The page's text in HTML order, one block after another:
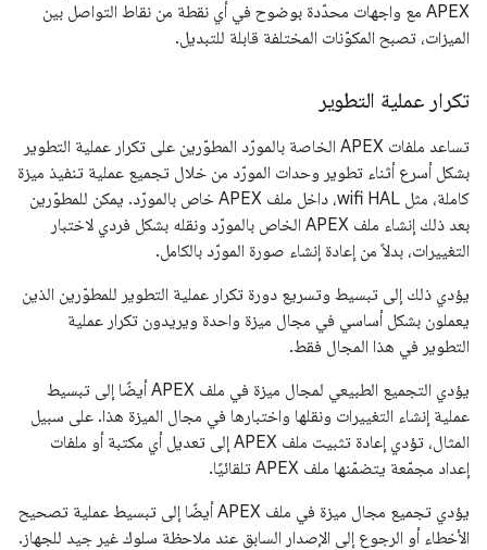
APEX مع واجهات محدّدة بوضوح في أي نقطة من نقاط التواصل بين
الميزات، تصبح المكوّنات المختلفة قابلة للتبديل.
تكرار عملية التطوير
تساعد ملفات APEX الخاصة بالمورّد المطوّرين على تكرار عملية التطوير
بشكل أسرع أثناء تطوير وحدات المورّد من خلال تجميع عملية تنفيذ ميزة
كاملة، مثل wifi HAL، داخل ملف APEX خاص بالمورّد. يمكن للمطوّرين
بعد ذلك إنشاء ملف APEX الخاص بالمورّد ونقله بشكل فردي لاختبار
التغييرات، بدلاً من إعادة إنشاء صورة المورّد بالكامل.
يؤدي ذلك إلى تبسيط وتسريع دورة تكرار عملية التطوير للمطوّرين الذين
يعملون بشكل أساسي في مجال ميزة واحدة ويريدون تكرار عملية
التطوير في هذا المجال فقط.
يؤدي التجميع الطبيعي لمجال ميزة في ملف APEX أيضًا إلى تبسيط
عملية إنشاء التغييرات ونقلها واختبارها في مجال الميزة هذا. على سبيل
المثال، تؤدي إعادة تثبيت ملف APEX إلى تعديل أي مكتبة أو ملفات
إعداد مجمّعة يتضمّنها ملف APEX تلقائيًا.
يؤدي تجميع مجال ميزة في ملف APEX أيضًا إلى تبسيط عملية تصحيح
الأخطاء أو الرجوع إلى الإصدار السابق عند ملاحظة سلوك غير جيد للجهاز.